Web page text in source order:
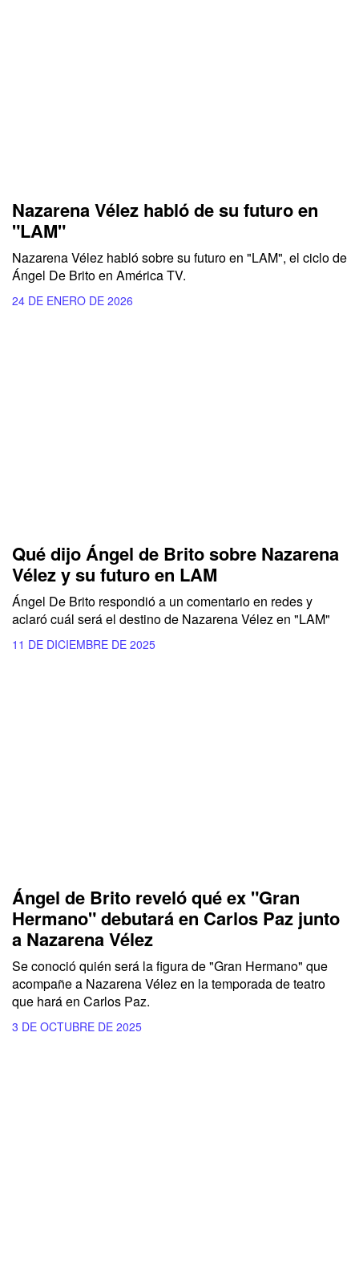
Nazarena Vélez habló de su futuro en
"LAM"
Nazarena Vélez habló sobre su futuro en "LAM", el ciclo de
Ángel De Brito en América TV.
24 DE ENERO DE 2026
Qué dijo Ángel de Brito sobre Nazarena
Vélez y su futuro en LAM
Ángel De Brito respondió a un comentario en redes y
aclaró cuál será el destino de Nazarena Vélez en "LAM"
11 DE DICIEMBRE DE 2025
Ángel de Brito reveló qué ex "Gran
Hermano" debutará en Carlos Paz junto
a Nazarena Vélez
Se conoció quién será la figura de "Gran Hermano" que
acompañe a Nazarena Vélez en la temporada de teatro
que hará en Carlos Paz.
3 DE OCTUBRE DE 2025